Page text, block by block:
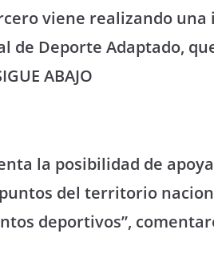
viene realizando
de Deporte Adaptado,
ABAJO
la posibilidad de
del territorio
deportivos”,